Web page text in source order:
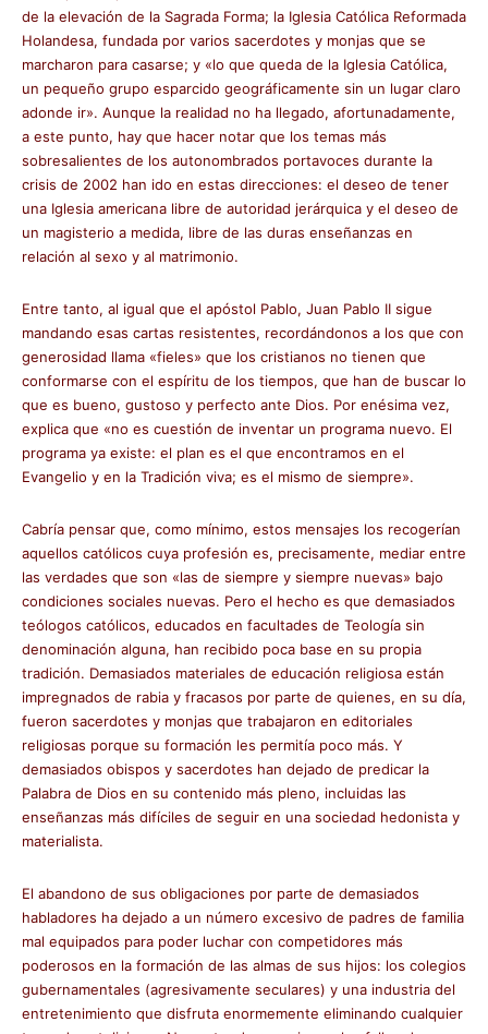
de la elevación de la Sagrada Forma; la Iglesia Católica Reformada
Holandesa, fundada por varios sacerdotes y monjas que se
marcharon para casarse; y «lo que queda de la Iglesia Católica,
un pequeño grupo esparcido geográficamente sin un lugar claro
adonde ir». Aunque la realidad no ha llegado, afortunadamente,
a este punto, hay que hacer notar que los temas más
sobresalientes de los autonombrados portavoces durante la
crisis de 2002 han ido en estas direcciones: el deseo de tener
una Iglesia americana libre de autoridad jerárquica y el deseo de
un magisterio a medida, libre de las duras enseñanzas en
relación al sexo y al matrimonio.
Entre tanto, al igual que el apóstol Pablo, Juan Pablo II sigue
mandando esas cartas resistentes, recordándonos a los que con
generosidad llama «fieles» que los cristianos no tienen que
conformarse con el espíritu de los tiempos, que han de buscar lo
que es bueno, gustoso y perfecto ante Dios. Por enésima vez,
explica que «no es cuestión de inventar un programa nuevo. El
programa ya existe: el plan es el que encontramos en el
Evangelio y en la Tradición viva; es el mismo de siempre».
Cabría pensar que, como mínimo, estos mensajes los recogerían
aquellos católicos cuya profesión es, precisamente, mediar entre
las verdades que son «las de siempre y siempre nuevas» bajo
condiciones sociales nuevas. Pero el hecho es que demasiados
teólogos católicos, educados en facultades de Teología sin
denominación alguna, han recibido poca base en su propia
tradición. Demasiados materiales de educación religiosa están
impregnados de rabia y fracasos por parte de quienes, en su día,
fueron sacerdotes y monjas que trabajaron en editoriales
religiosas porque su formación les permitía poco más. Y
demasiados obispos y sacerdotes han dejado de predicar la
Palabra de Dios en su contenido más pleno, incluidas las
enseñanzas más difíciles de seguir en una sociedad hedonista y
materialista.
El abandono de sus obligaciones por parte de demasiados
habladores ha dejado a un número excesivo de padres de familia
mal equipados para poder luchar con competidores más
poderosos en la formación de las almas de sus hijos: los colegios
gubernamentales (agresivamente seculares) y una industria del
entretenimiento que disfruta enormemente eliminando cualquier